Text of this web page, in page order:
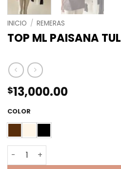
INICIO / REMERAS
TOP ML PAISANA TUL
$13,000.00
COLOR
TOP ML PAISANA TUL cantidad